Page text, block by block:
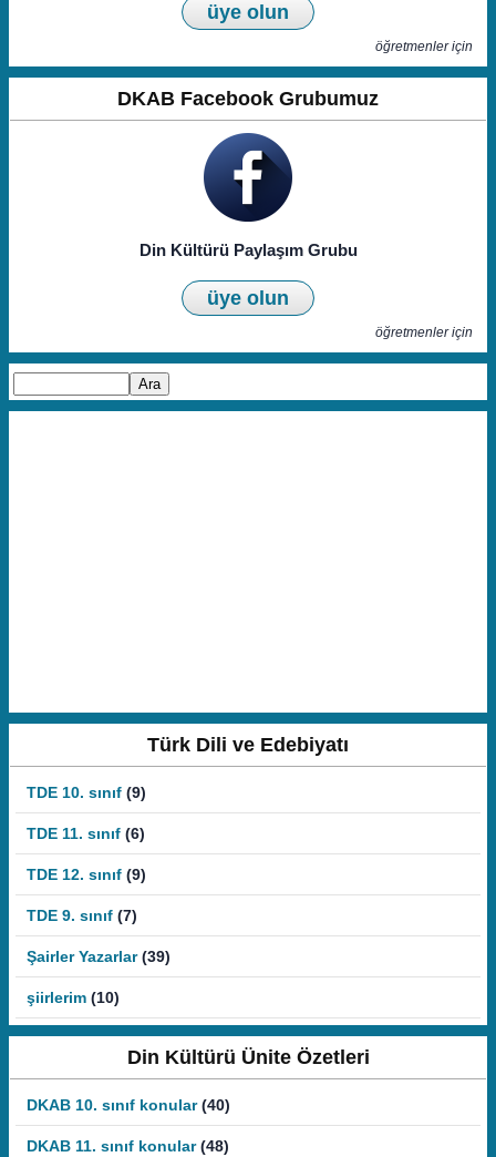
üye olun
öğretmenler için
DKAB Facebook Grubumuz
Din Kültürü Paylaşım Grubu
üye olun
öğretmenler için
Türk Dili ve Edebiyatı
TDE 10. sınıf (9)
TDE 11. sınıf (6)
TDE 12. sınıf (9)
TDE 9. sınıf (7)
Şairler Yazarlar (39)
şiirlerim (10)
Din Kültürü Ünite Özetleri
DKAB 10. sınıf konular (40)
DKAB 11. sınıf konular (48)